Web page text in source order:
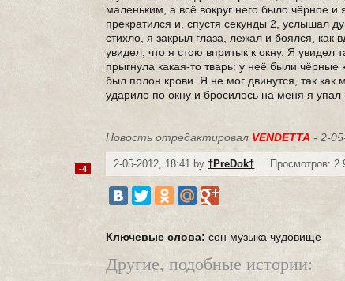
маленьким, а всё вокруг него было чёрное и
прекратился и, спустя секунды 2, услышал
стихло, я закрыл глаза, лежал и боялся, как
увидел, что я стою впритык к окну. Я
прыгнула какая-то тварь: у неё были чёрные
был полон крови. Я не мог двинутся, так
ударило по окну и бросилось на меня я
Новость отредактировал VENDETTA - 2-
2-05-2012, 18:41 by†PreDok† Просмотров: 2
-4
Ключевые слова: сон музыка чудовище
Другие, подобные истории: